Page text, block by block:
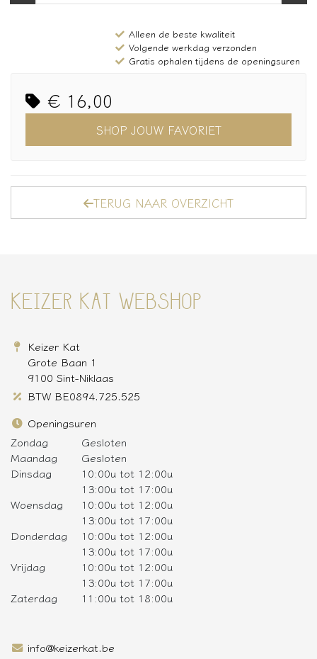
Alleen de beste kwaliteit
Volgende werkdag verzonden
Gratis ophalen tijdens de openingsuren
€ 16,00
SHOP JOUW FAVORIET
TERUG NAAR OVERZICHT
KEIZER KAT WEBSHOP
Keizer Kat
Grote Baan 1
9100 Sint-Niklaas
BTW BE0894.725.525
Openingsuren
Zondag
Gesloten
Maandag
Gesloten
Dinsdag
10:00u tot 12:00u
13:00u tot 17:00u
Woensdag
10:00u tot 12:00u
13:00u tot 17:00u
Donderdag
10:00u tot 12:00u
13:00u tot 17:00u
Vrijdag
10:00u tot 12:00u
13:00u tot 17:00u
Zaterdag
11:00u tot 18:00u
info@keizerkat.be